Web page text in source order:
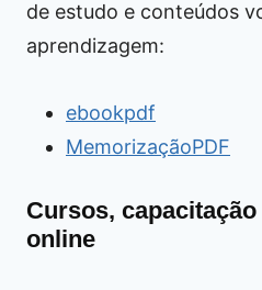
de estudo e conteúdos
aprendizagem:
ebookpdf
MemorizaçãoPDF
Cursos,
online